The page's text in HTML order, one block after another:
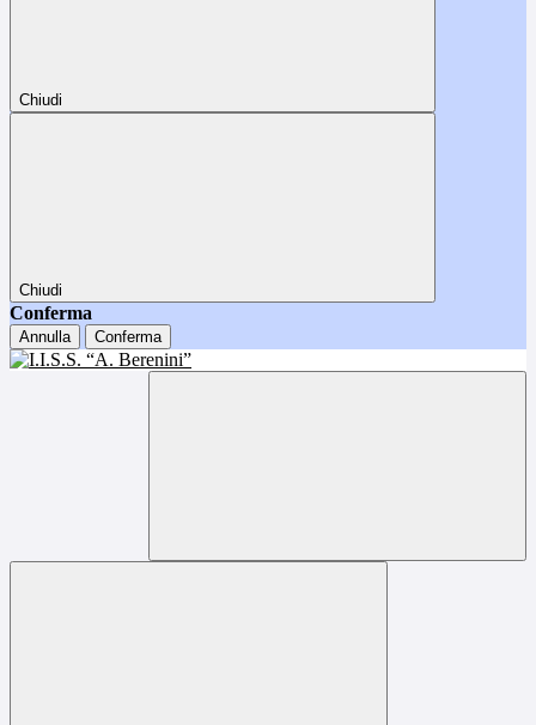
Chiudi
Chiudi
Conferma
Annulla Conferma